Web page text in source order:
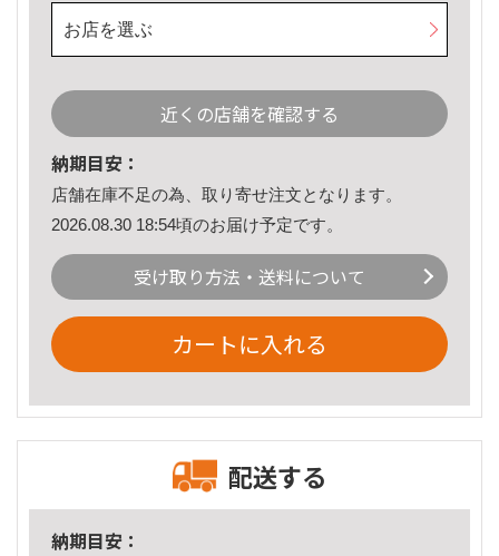
お店を選ぶ
近くの店舗を確認する
納期目安：
店舗在庫不足の為、取り寄せ注文となります。
2026.08.30 18:54頃のお届け予定です。
受け取り方法・送料について
カートに入れる
配送する
納期目安：